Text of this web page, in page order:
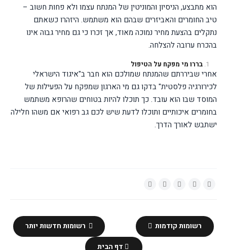
הוא מתבצע, הניסיון והמוניטין של המנתח עצמו ולא פחות חשוב –
טיב החומרים והאביזרים שבהם הוא משתמש. היזהרו כשאתם
נתקלים בהצעת מחיר נמוכה מאוד, אך זכרו כי גם מחיר גבוה אינו
בהכרח ערובה להצלחה.
בררו מי מפקח על הטיפול
אחרי שביררתם שהמנתח שמולכם הוא חבר ב"איגוד הישראלי
לכירורגיה פלסטית" בדקו גם מי הארגון שמפקח על הפעילות של
המוסד שבו הוא עובד. כך תוכלו להיות בטוחים שהרופא משתמש
בחומרים איכותיים ותוכלו לדעת שיש לכם גב רפואי אם משהו חלילה
ישתבש לאורך הדרך.
רשומות חדשות יותר רשומות קודמות
דף הבית